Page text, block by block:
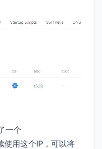
一个
使用这个IP，可以将